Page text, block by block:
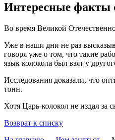
Интересные факты
Во время Великой
Уже в наши дни не раз
говоря уже о том, что такие
язык колокола был взят у
Исследования доказали, что
тонн.
Хотя Царь-колокол не издал за
Возврат к списку